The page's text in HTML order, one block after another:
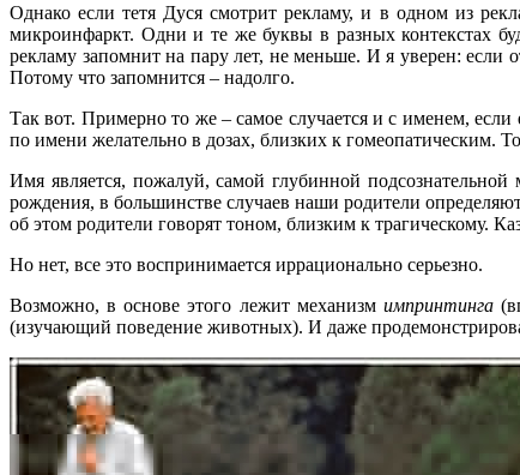
Однако если тетя Дуся смотрит рекламу, и в одном из
микроинфаркт. Одни и те же буквы в разных контекстах
рекламу запомнит на пару лет, не меньше. И я уверен: если
Потому что запомнится – надолго.
Так вот. Примерно то же – самое случается и с именем, если
по имени желательно в дозах, близких к гомеопатическим.
Имя является, пожалуй, самой глубинной
рождения, в большинстве случаев наши родители
об этом родители говорят тоном, близким к трагическому.
Но нет, все это воспринимается иррационально серьезно.
Возможно, в основе этого лежит механизм импринтинга
(изучающий поведение животных). И даже